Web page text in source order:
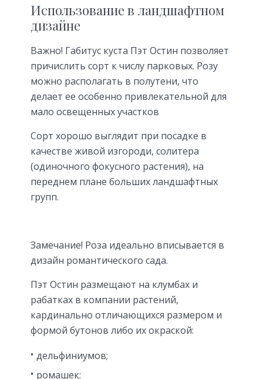
Использование в ландшафтном
дизайне
Важно! Габитус куста Пэт Остин позволяет
причислить сорт к числу парковых. Розу
можно располагать в полутени, что
делает ее особенно привлекательной для
мало освещенных участков
Сорт хорошо выглядит при посадке в
качестве живой изгороди, солитера
(одиночного фокусного растения), на
переднем плане больших ландшафтных
групп.
Замечание! Роза идеально вписывается в
дизайн романтического сада.
Пэт Остин размещают на клумбах и
рабатках в компании растений,
кардинально отличающихся размером и
формой бутонов либо их окраской:
дельфиниумов;
ромашек;